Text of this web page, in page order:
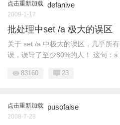
点击重新加载 defanive
2009-1-17
批处理中set /a 极大的误区
关于 set /a 中极大的误区，几乎所
误，误导了至少80%的人！ 这句：s
83160 23
点击重新加载 pusofalse
2008-7-28